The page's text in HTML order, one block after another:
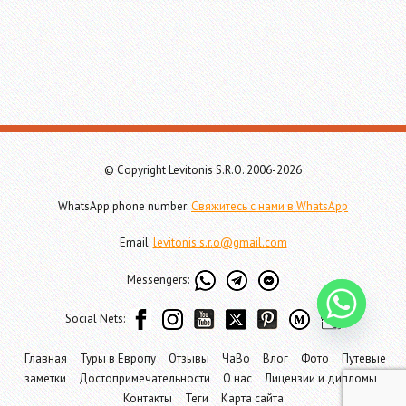
© Copyright Levitonis S.R.O. 2006-2026
WhatsApp phone number:Свяжитесь с нами в WhatsApp
Email:levitonis.s.r.o@gmail.com
Messengers:
Social Nets:
Главная Туры в Европу Отзывы ЧаВо Влог Фото
Путевые
заметки
Достопримечательности О нас
Лицензии и дипломы
Контакты
Теги Карта сайта